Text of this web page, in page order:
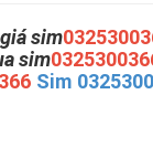
giá sim
sim
Sim